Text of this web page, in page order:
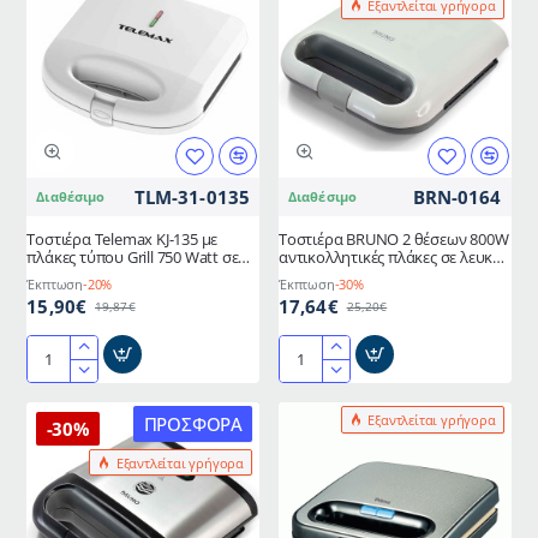
αντικολλητικές
πλάκες
σε
μαύρο
grill
σε
λευκό
χρώμα
ισχύος
750W
Διαθέσιμο TLM-31-0135
Τοστιέρα Telemax KJ-135 με
πλάκες τύπου Grill 750 Watt σε
λευκό χρώμα
Έκπτωση-20%
15,90€ 19,87€
Τοστιέρα
KJ-
135
πλάκες
τύπου
Εξαντλείται γρήγορα
Διαθέσιμο BRN-0164
Τοστιέρα BRUNO 2 θέσεων 800W
αντικολλητικές πλάκες σε λευκό
χρώμα
Έκπτωση-30%
17,64€ 25,20€
Τοστιέρα
αντικολλητικές
πλάκες
ΠΡΟΣΦΟΡΆ
Εξαντλείται γρήγορα
-30% Εξαντλείται γρήγορα